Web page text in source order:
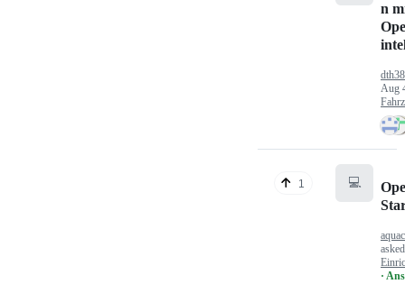
n
Aug
1 💻
·